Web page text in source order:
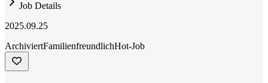
Job Details
2025.09.25
ArchiviertFamilienfreundlichHot-Job